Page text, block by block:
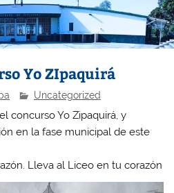
Yo ZIpaquirá
Uncategorized
concurso Yo Zipaquirá, y
en la fase municipal de este
Lleva al Liceo en tu corazón